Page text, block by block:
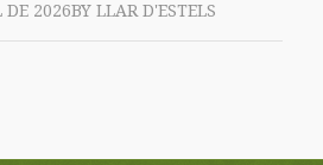
DE 2026BYLLAR D'ESTELS